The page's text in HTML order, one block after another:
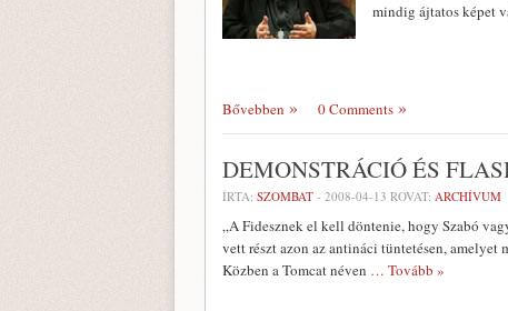
mindig ájtatos képet
Bővebben 0 Comments
DEMONSTRÁCIÓ ÉS
ÍRTA: SZOMBAT - 2008-04-13 ROVAT: ARCHÍVUM
„A Fidesznek el kell döntenie, hogy Szabó
vett részt azon az antináci tüntetésen,
Közben a Tomcat néven … Tovább »